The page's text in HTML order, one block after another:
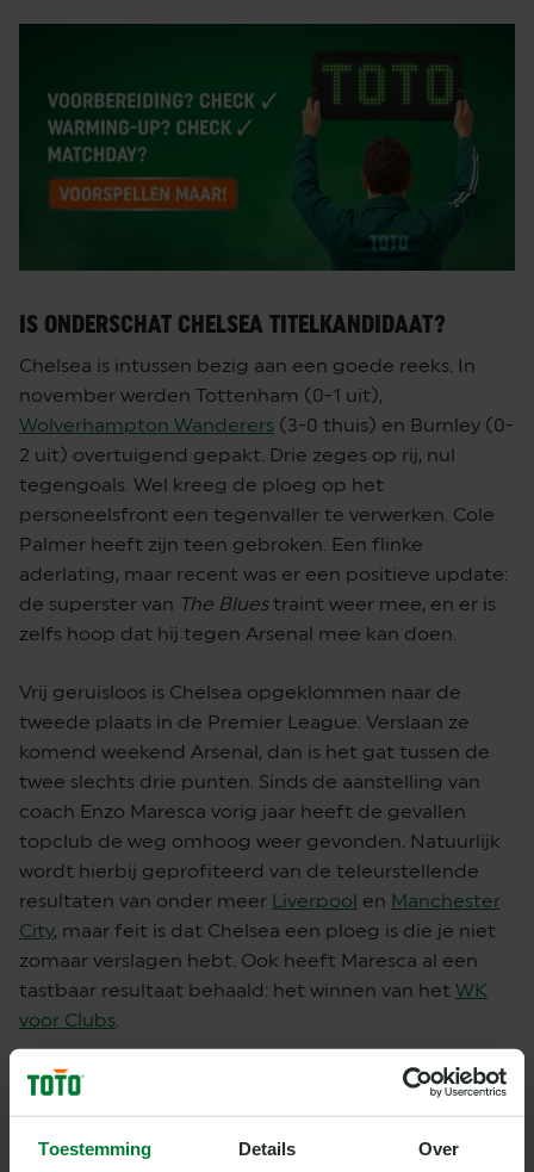
Toestemming Details Over
IS ONDERSCHAT CHELSEA TITELKANDIDAAT?
Chelsea is intussen bezig aan een goede reeks. In
november werden Tottenham (0-1 uit),
Wolverhampton Wanderers (3-0 thuis) en Burnley (0-
2 uit) overtuigend gepakt. Drie zeges op rij, nul
tegengoals. Wel kreeg de ploeg op het
personeelsfront een tegenvaller te verwerken. Cole
Palmer heeft zijn teen gebroken. Een flinke
aderlating, maar recent was er een positieve update:
de superster van The Bluestraint weer mee, en er is
zelfs hoop dat hij tegen Arsenal mee kan doen.
Vrij geruisloos is Chelsea opgeklommen naar de
tweede plaats in de Premier League. Verslaan ze
komend weekend Arsenal, dan is het gat tussen de
twee slechts drie punten. Sinds de aanstelling van
coach Enzo Maresca vorig jaar heeft de gevallen
topclub de weg omhoog weer gevonden. Natuurlijk
wordt hierbij geprofiteerd van de teleurstellende
resultaten van onder meer Liverpool en Manchester
City, maar feit is dat Chelsea een ploeg is die je niet
zomaar verslagen hebt. Ook heeft Maresca al een
tastbaar resultaat behaald: het winnen van het WK
voor Clubs.
Met meer dan 200 duels heeft de Londense derby
Opvallend is dat Chelsea sinds 2021 niet meer heeft